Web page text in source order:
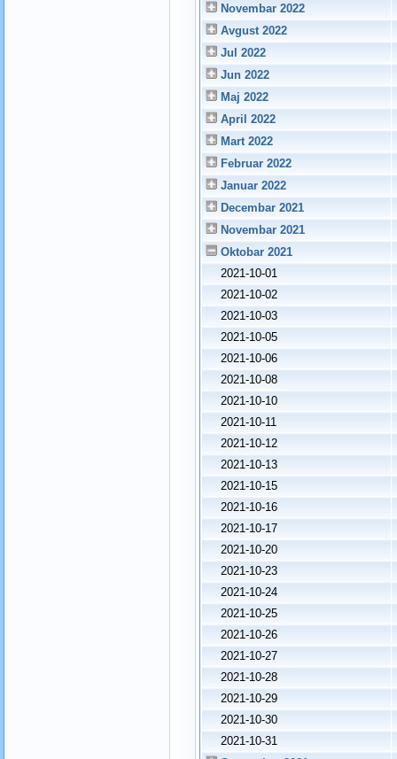
Novembar 2022
Avgust 2022
Jul 2022
Jun 2022
Maj 2022
April 2022
Mart 2022
Februar 2022
Januar 2022
Decembar 2021
Novembar 2021
Oktobar 2021
2021-10-01
2021-10-02
2021-10-03
2021-10-05
2021-10-06
2021-10-08
2021-10-10
2021-10-11
2021-10-12
2021-10-13
2021-10-15
2021-10-16
2021-10-17
2021-10-20
2021-10-23
2021-10-24
2021-10-25
2021-10-26
2021-10-27
2021-10-28
2021-10-29
2021-10-30
2021-10-31